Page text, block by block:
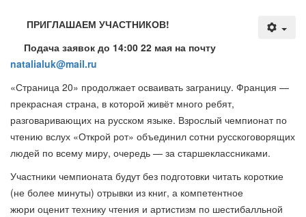
ПРИГЛАШАЕМ УЧАСТНИКОВ!
Подача заявок до 14:00 22 мая на почту
natalialuk@mail.ru
«Страница 20» продолжает осваивать заграницу. Франция —
прекрасная страна, в которой живёт много ребят,
разговаривающих на русском языке. Взрослый чемпионат по
чтению вслух «Открой рот» объединил сотни русскоговорящих
людей по всему миру, очередь — за старшеклассниками.
Участники чемпионата будутбез подготовки читать короткие
(не более минуты) отрывки из книг, а компетентное
жюри оцениттехнику чтения и артистизм по шестибалльной